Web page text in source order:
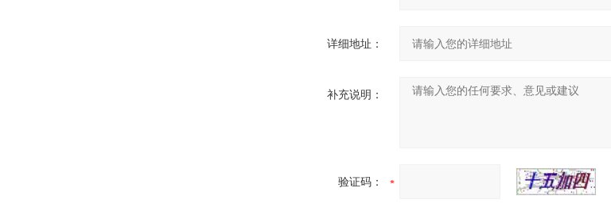
详细地址：
补充说明：
验证码：